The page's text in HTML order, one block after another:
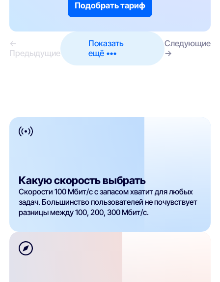
Подобрать тариф
←
Предыдущие
Показать
ещё •••
Следующие
→
Какую скорость выбрать
Скорости 100 Мбит/с с запасом хватит для любых
задач. Большинство пользователей не почувствует
разницы между 100, 200, 300 Мбит/с.